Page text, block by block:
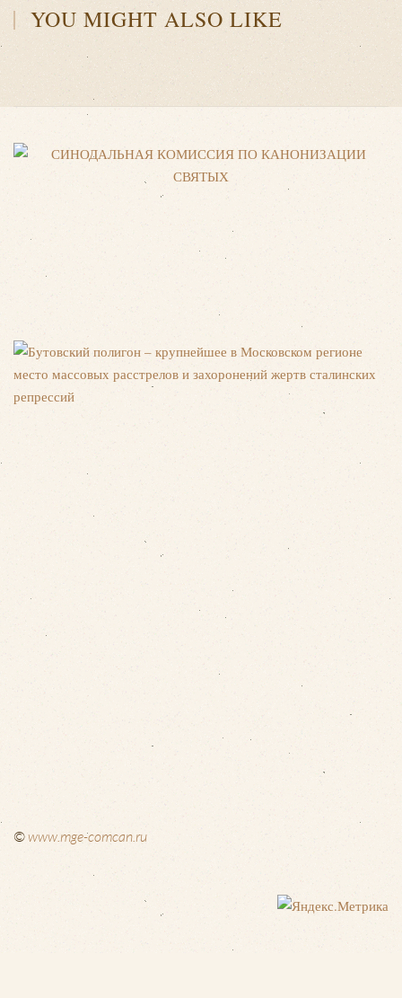
YOU MIGHT ALSO LIKE
©www.mge-comcan.ru